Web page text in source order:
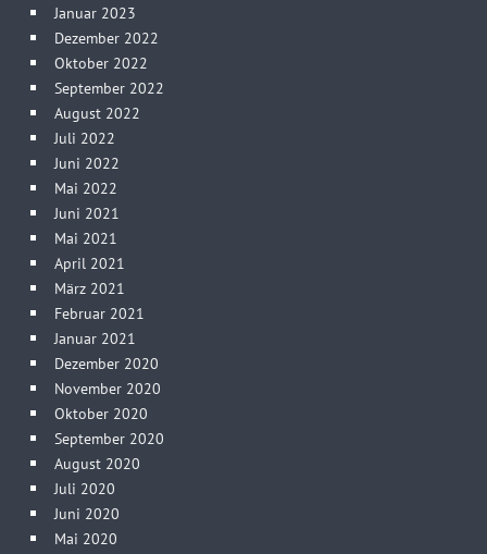
Januar 2023
Dezember 2022
Oktober 2022
September 2022
August 2022
Juli 2022
Juni 2022
Mai 2022
Juni 2021
Mai 2021
April 2021
März 2021
Februar 2021
Januar 2021
Dezember 2020
November 2020
Oktober 2020
September 2020
August 2020
Juli 2020
Juni 2020
Mai 2020